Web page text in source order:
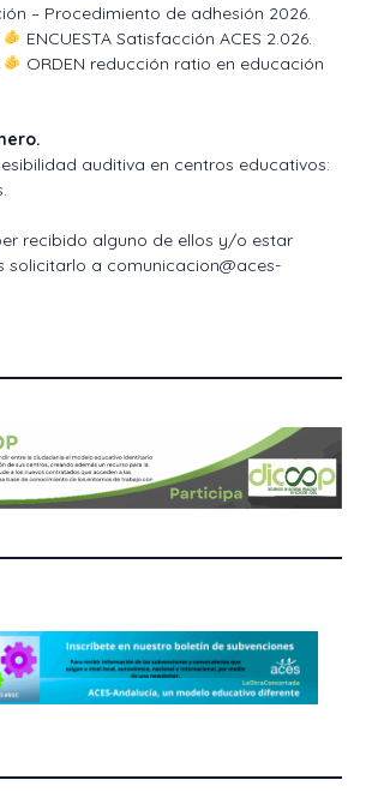
– Procedimiento de adhesión 2026.
ENCUESTA Satisfacción ACES 2.026.
ORDEN reducción ratio en educación
auditiva en centros educativos:
recibido alguno de ellos y/o estar
solicitarlo a comunicacion@aces-